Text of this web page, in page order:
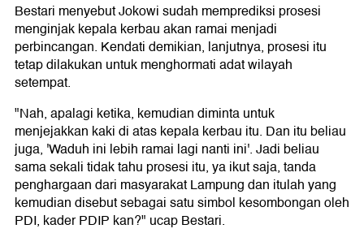
Bestari menyebut Jokowi sudah memprediksi prosesi
menginjak kepala kerbau akan ramai menjadi
perbincangan. Kendati demikian, lanjutnya, prosesi itu
tetap dilakukan untuk menghormati adat wilayah
setempat.
"Nah, apalagi ketika, kemudian diminta untuk
menjejakkan kaki di atas kepala kerbau itu. Dan itu beliau
juga, 'Waduh ini lebih ramai lagi nanti ini'. Jadi beliau
sama sekali tidak tahu prosesi itu, ya ikut saja, tanda
penghargaan dari masyarakat Lampung dan itulah yang
kemudian disebut sebagai satu simbol kesombongan oleh
PDI, kader PDIP kan?" ucap Bestari.